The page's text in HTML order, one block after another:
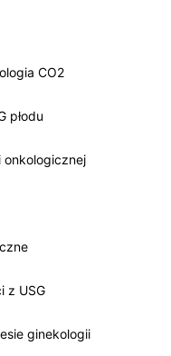
CO2
płodu
onkologicznej
z USG
ginekologii